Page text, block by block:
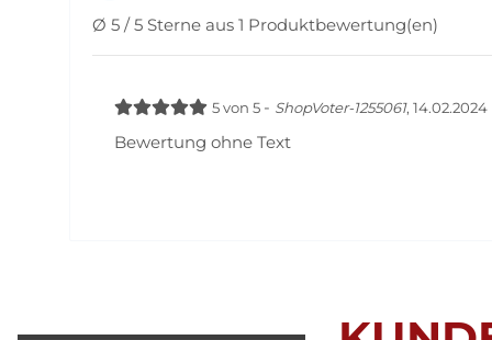
Ø 5 / 5 Sterne aus 1 Produktbewertung(en)
5von 5 - ShopVoter-1255061, 14.02.2024
Bewertung ohne Text